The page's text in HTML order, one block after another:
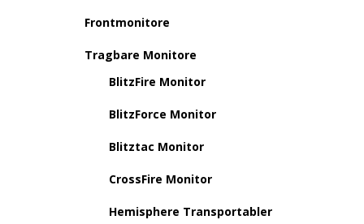
Frontmonitore
Tragbare Monitore
BlitzFire Monitor
BlitzForce Monitor
Blitztac Monitor
CrossFire Monitor
Hemisphere Transportabler